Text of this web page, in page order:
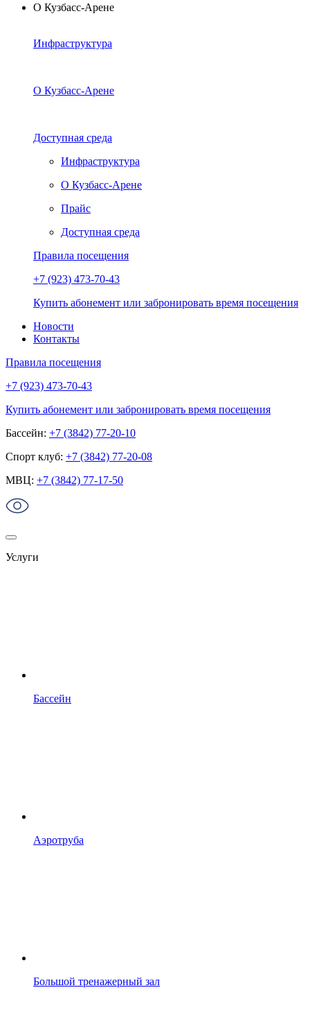
О Кузбасс-Арене
Инфраструктура
О Кузбасс-Арене
Доступная среда
Инфраструктура
О Кузбасс-Арене
Прайс
Доступная среда
Правила посещения
+7 (923) 473-70-43
Купить абонемент или забронировать время посещения
Новости
Контакты
Правила посещения
+7 (923) 473-70-43
Купить абонемент или забронировать время посещения
Бассейн: +7 (3842) 77-20-10
Спорт клуб: +7 (3842) 77-20-08
МВЦ: +7 (3842) 77-17-50
Услуги
Бассейн
Аэротруба
Большой тренажерный зал